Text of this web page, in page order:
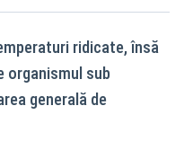
ridicate, însă
organismul sub
generală de